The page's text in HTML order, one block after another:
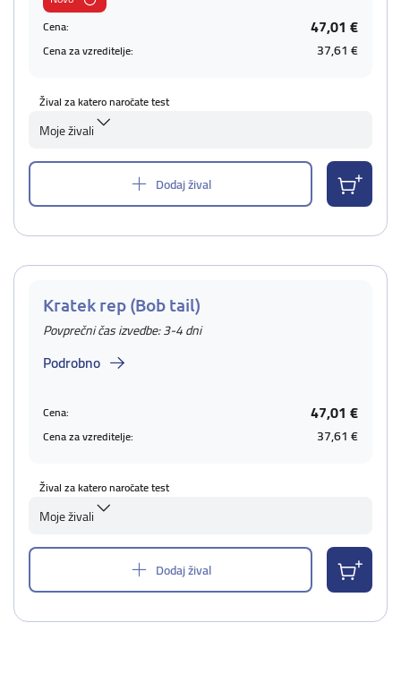
Cena:
47,01 €
Cena za vzreditelje: 37,61 €
Žival za katero naročate test
Moje živali
Dodaj žival
Kratek rep (Bob tail)
Povprečni čas izvedbe: 3-4 dni
Podrobno
Cena: 47,01 €
Cena za vzreditelje: 37,61 €
Žival za katero naročate test
Moje živali
Dodaj žival